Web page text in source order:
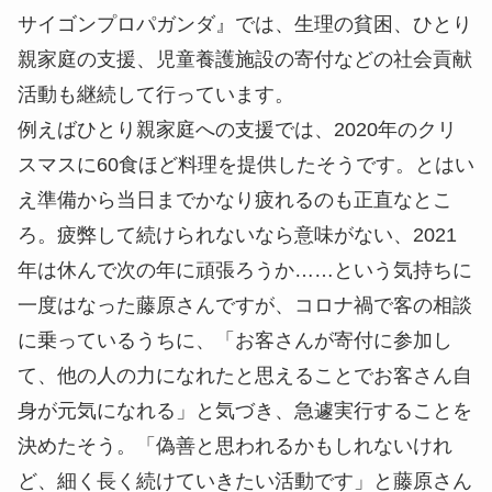
親家庭の支援、児童養護施設の寄付などの社会貢献
活動も継続して行っています。
例えばひとり親家庭への支援では、2020年のクリ
スマスに60食ほど料理を提供したそうです。とはい
え準備から当日までかなり疲れるのも正直なとこ
ろ。疲弊して続けられないなら意味がない、2021
年は休んで次の年に頑張ろうか……という気持ちに
一度はなった藤原さんですが、コロナ禍で客の相談
に乗っているうちに、「お客さんが寄付に参加し
て、他の人の力になれたと思えることでお客さん自
身が元気になれる」と気づき、急遽実行することを
決めたそう。「偽善と思われるかもしれないけれ
ど、細く長く続けていきたい活動です」と藤原さん
は語ります。